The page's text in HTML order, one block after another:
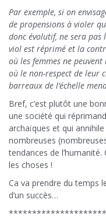
Par exemple, si on
de propensions à violer
donc évolutif, ne sera pas
viol est réprimé et la
où les femmes ne
où le non-respect de leur
barreaux de l’échelle
Bref, c’est plutôt une
une société qui
archaïques et qui
nombreuses
tendances de
les choses !
Ca va prendre du temps
d’un succès…